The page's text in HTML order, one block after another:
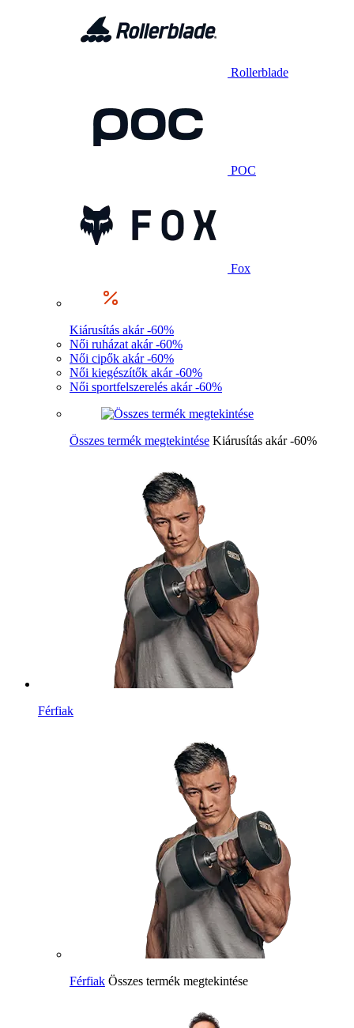
Rollerblade
POC
Fox
Kiárusítás akár -60%
Női ruházat akár -60%
Női cipők akár -60%
Női kiegészítők akár -60%
Női sportfelszerelés akár -60%
Összes termék megtekintése Kiárusítás akár -60%
Férfiak
Férfiak Összes termék megtekintése